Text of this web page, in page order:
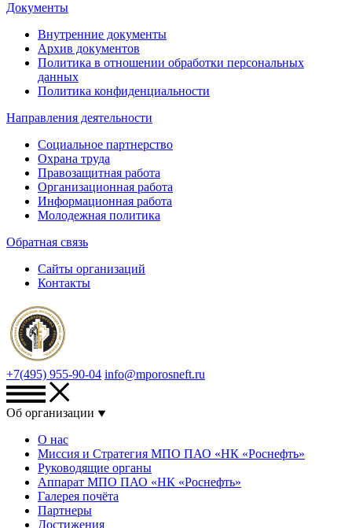
Документы
Внутренние документы
Архив документов
Политика в отношении обработки персональных
данных
Политика конфиденциальности
Направления деятельности
Социальное партнерство
Охрана труда
Правозащитная работа
Организационная работа
Информационная работа
Молодежная политика
Обратная связь
Сайты организаций
Контакты
+7(495) 955-90-04 info@mporosneft.ru
Об организации
О нас
Миссия и Стратегия МПО ПАО «НК «Роснефть»
Руководящие органы
Аппарат МПО ПАО «НК «Роснефть»
Галерея почёта
Партнеры
Достижения